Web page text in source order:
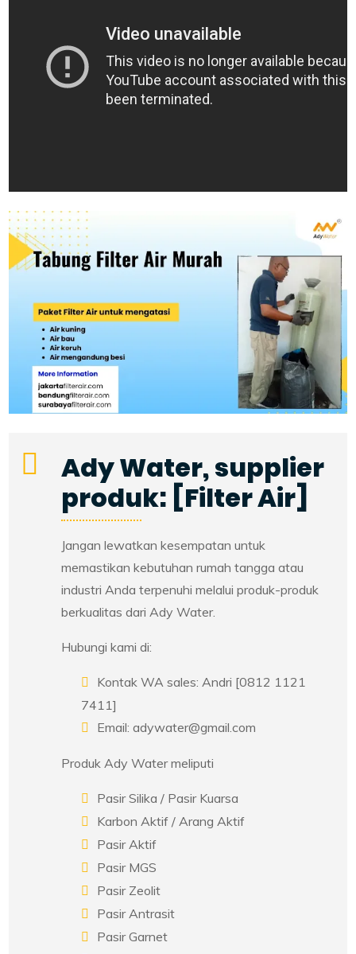
Ady Water, supplier
produk: [Filter Air]
Jangan lewatkan kesempatan untuk
memastikan kebutuhan rumah tangga atau
industri Anda terpenuhi melalui produk-produk
berkualitas dari Ady Water.
Hubungi kami di:
Kontak WA sales: Andri [0812 1121
7411]
Email: adywater@gmail.com
Produk Ady Water meliputi
Pasir Silika / Pasir Kuarsa
Karbon Aktif / Arang Aktif
Pasir Aktif
Pasir MGS
Pasir Zeolit
Pasir Antrasit
Pasir Garnet